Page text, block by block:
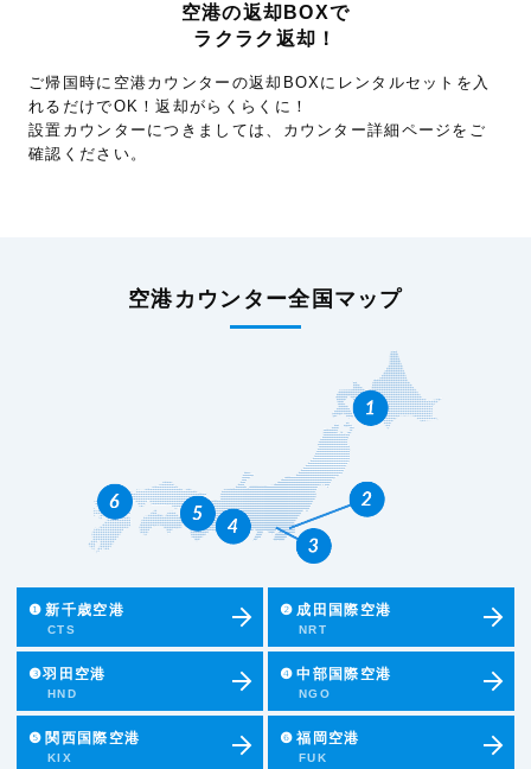
空港の返却BOXで
ラクラク返却！
ご帰国時に空港カウンターの返却BOXにレンタルセットを入
れるだけでOK！返却がらくらくに！
設置カウンターにつきましては、カウンター詳細ページをご
確認ください。
空港カウンター全国マップ
❶ 新千歳空港
CTS
❷ 成田国際空港
NRT
❸羽田空港
HND
❹ 中部国際空港
NGO
❺ 関西国際空港
KIX
❻ 福岡空港
FUK